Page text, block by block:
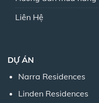
Liên Hệ
DỰ ÁN
Narra Residences
Linden Residences